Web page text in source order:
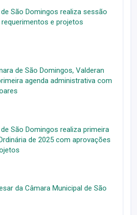
São Domingos realiza sessão
e projetos
de São Domingos, Valderan
agenda administrativa com
São Domingos realiza primeira
de 2025 com aprovações
da Câmara Municipal de São